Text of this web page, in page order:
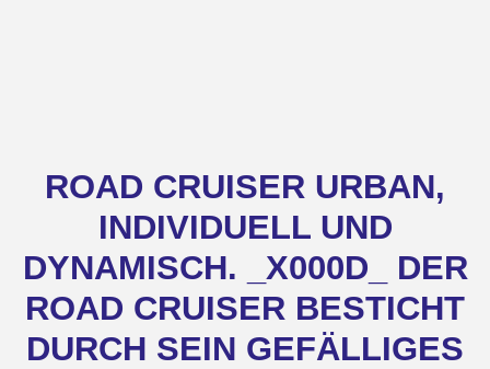
ROAD CRUISER URBAN,
INDIVIDUELL UND
DYNAMISCH. _X000D_ DER
ROAD CRUISER BESTICHT
DURCH SEIN GEFÄLLIGES